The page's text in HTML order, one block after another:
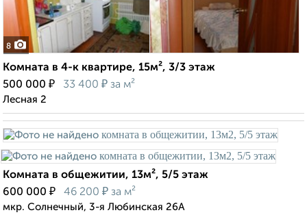
8
Комната в 4-к квартире, 15м², 3/3 этаж
500 000 ₽ 33 400 ₽ за м²
Лесная 2
Комната в общежитии, 13м², 5/5 этаж
600 000 ₽ 46 200 ₽ за м²
мкр. Солнечный, 3-я Любинская 26А